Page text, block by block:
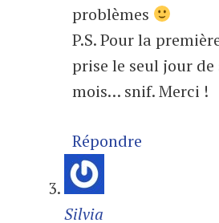
problèmes
P.S. Pour la
prise le seul jour
mois… snif. Merci !
Répondre
Silvia